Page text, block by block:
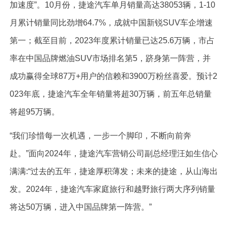
加速度”。10月份，捷途汽车单月销量高达38053辆，1-10
月累计销量同比劲增64.7%，成就中国新锐SUV车企增速
第一；截至目前，2023年度累计销量已达25.6万辆，市占
率在中国品牌燃油SUV市场排名第5，跻身第一阵营，并
成功赢得全球87万+用户的信赖和3900万粉丝喜爱。预计2
023年底，捷途汽车全年销量将超30万辆，前五年总销量
将超95万辆。
“我们珍惜每一次机遇，一步一个脚印，不断向前奔
赴。”面向2024年，捷途汽车营销公司副总经理汪如生信心
满满:“过去的五年，捷途厚积薄发；未来的捷途，从山海出
发。2024年，捷途汽车家庭旅行和越野旅行两大序列销量
将达50万辆，进入中国品牌第一阵营。”